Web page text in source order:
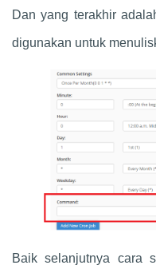
Dan yang terakhir
digunakan untuk
Baik selanjutnya cara